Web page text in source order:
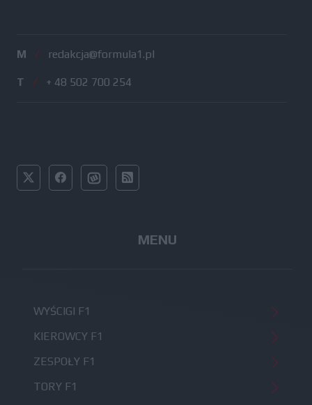
M / redakcja@formula1.pl
T / + 48 502 700 254
MENU
WYŚCIGI F1
KIEROWCY F1
ZESPOŁY F1
TORY F1